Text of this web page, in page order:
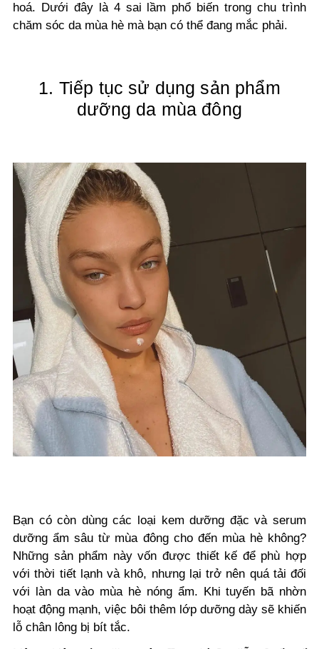
hoá. Dưới đây là 4 sai lầm phổ biến trong chu trình
chăm sóc da mùa hè mà bạn có thể đang mắc phải.
1. Tiếp tục sử dụng sản phẩm
dưỡng da mùa đông
Bạn có còn dùng các loại kem dưỡng đặc và serum
dưỡng ẩm sâu từ mùa đông cho đến mùa hè không?
Những sản phẩm này vốn được thiết kế để phù hợp
với thời tiết lạnh và khô, nhưng lại trở nên quá tải đối
với làn da vào mùa hè nóng ẩm. Khi tuyến bã nhờn
hoạt động mạnh, việc bôi thêm lớp dưỡng dày sẽ khiến
lỗ chân lông bị bít tắc.